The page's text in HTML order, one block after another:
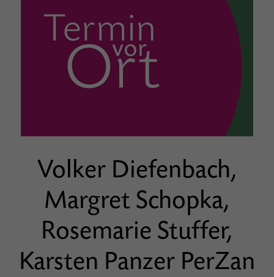
Volker Diefenbach,
Margret Schopka,
Rosemarie Stuffer,
Karsten Panzer PerZan